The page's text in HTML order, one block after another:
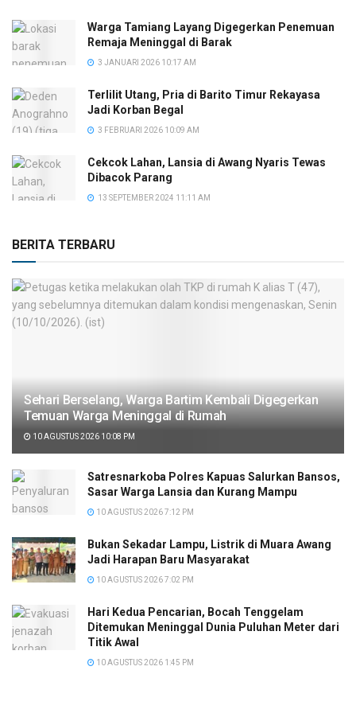
Warga Tamiang Layang Digegerkan Penemuan
Remaja Meninggal di Barak
3 JANUARI 2026 10:17 AM
Terlilit Utang, Pria di Barito Timur Rekayasa
Jadi Korban Begal
3 FEBRUARI 2026 10:09 AM
Cekcok Lahan, Lansia di Awang Nyaris Tewas
Dibacok Parang
13 SEPTEMBER 2024 11:11 AM
BERITA TERBARU
Sehari Berselang, Warga Bartim Kembali Digegerkan
Temuan Warga Meninggal di Rumah
10 AGUSTUS 2026 10:08 PM
Satresnarkoba Polres Kapuas Salurkan Bansos,
Sasar Warga Lansia dan Kurang Mampu
10 AGUSTUS 2026 7:12 PM
Bukan Sekadar Lampu, Listrik di Muara Awang
Jadi Harapan Baru Masyarakat
10 AGUSTUS 2026 7:02 PM
Hari Kedua Pencarian, Bocah Tenggelam
Ditemukan Meninggal Dunia Puluhan Meter dari
Titik Awal
10 AGUSTUS 2026 1:45 PM